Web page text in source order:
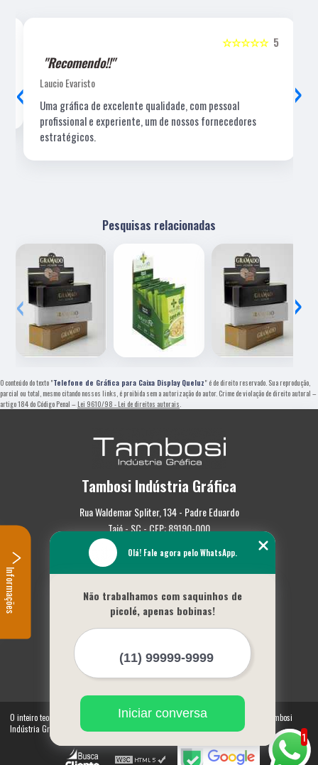
5
☆☆☆☆☆
"Recomendo!!"
Laucio Evaristo
Uma gráfica de excelente qualidade, com pessoal
profissional e experiente, um de nossos fornecedores
estratégicos.
‹ ›
Pesquisas relacionadas
‹ ›
O conteúdo do texto "Telefone de Gráfica para Caixa Display Queluz" é de direito reservado. Sua reprodução,
parcial ou total, mesmo citando nossos links, é proibida sem a autorização do autor. Crime de violação de direito autoral –
artigo 184 do Código Penal – Lei 9610/98 - Lei de direitos autorais
Tambosi Indústria Gráfica
Rua Waldemar Spliter, 134 - Padre Eduardo
Taió - SC - CEP: 89190-000
(47) 3562-0587
Empresa
Missão
Serviços
Mapa do site
Mais Serviços
O inteiro teor deste site está sujeito à proteção de direitos autorais. Copyright© Tambosi
Indústria Gráfica (Lei 9610 de 19/02/1998)
1
Olá! Fale agora pelo WhatsApp.
Não trabalhamos com saquinhos de
picolé, apenas bobinas!
Iniciar conversa
Informações